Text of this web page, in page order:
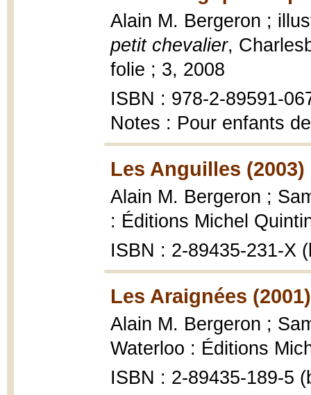
Alain M. Bergeron ;
petit chevalier,
folie ; 3, 2008
ISBN : 978-2-89591-
Notes : Pour enfants
Les Anguilles (2003)
Alain M. Bergeron ;
: Éditions Michel
ISBN : 2-89435-231-X
Les Araignées (2001)
Alain M. Bergeron ;
Waterloo : Éditions
ISBN : 2-89435-189-5